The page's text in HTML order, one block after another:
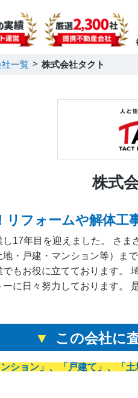
一覧 株式会社タクト
株式
リフォームや解体工
17年目を迎えました。 さ
・戸建・マンション等）ま
でもお役に立てております。
に日々努力しております。
この会社に
ンション」、「戸建て」、「